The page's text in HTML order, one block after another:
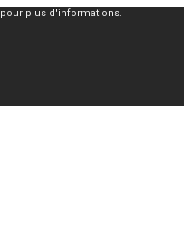
pour plus d'informations.